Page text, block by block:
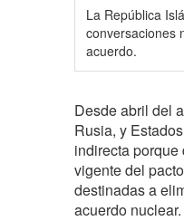
La República
conversaciones
acuerdo.
Desde abril del
Rusia, y
indirecta
vigente del
destinadas a
acuerdo